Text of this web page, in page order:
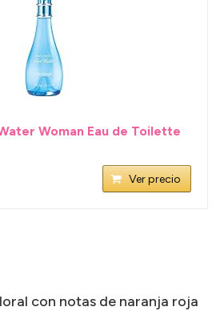
Woman Eau de Toilette
Ver precio
con notas de naranja roja